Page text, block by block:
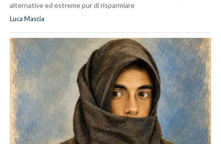
alternative ed estreme pur di risparmiare
Luca Mascia